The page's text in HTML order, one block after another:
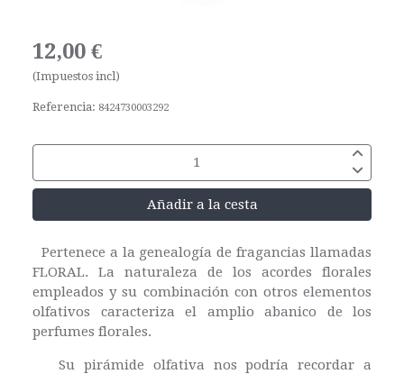
12,00 €
(Impuestos incl)
Referencia: 8424730003292
Añadir a la cesta
Pertenece a la genealogía de fragancias llamadas
FLORAL. La naturaleza de los acordes florales
empleados y su combinación con otros elementos
olfativos caracteriza el amplio abanico de los
perfumes florales.
Su pirámide olfativa nos podría recordar a